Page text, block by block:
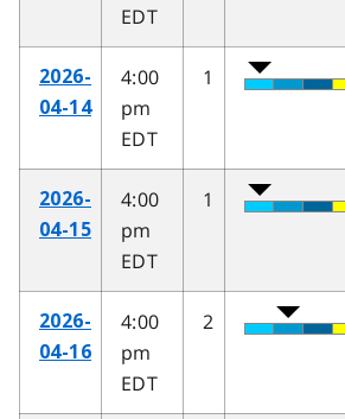
EDT
2026-
04-14
4:00
pm
EDT
1
2026-
04-15
4:00
pm
EDT
1
2026-
04-16
4:00
pm
EDT
2